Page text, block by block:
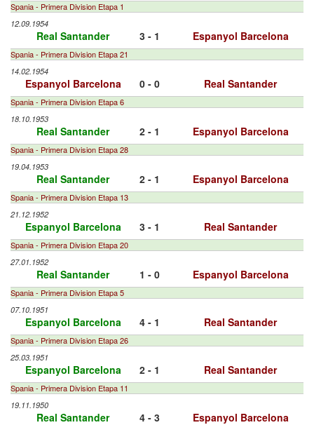
Spania - Primera Division Etapa 1
12.09.1954
Real Santander 3 - 1 Espanyol Barcelona
Spania - Primera Division Etapa 21
14.02.1954
Espanyol Barcelona 0 - 0 Real Santander
Spania - Primera Division Etapa 6
18.10.1953
Real Santander 2 - 1 Espanyol Barcelona
Spania - Primera Division Etapa 28
19.04.1953
Real Santander 2 - 1 Espanyol Barcelona
Spania - Primera Division Etapa 13
21.12.1952
Espanyol Barcelona 3 - 1 Real Santander
Spania - Primera Division Etapa 20
27.01.1952
Real Santander 1 - 0 Espanyol Barcelona
Spania - Primera Division Etapa 5
07.10.1951
Espanyol Barcelona 4 - 1 Real Santander
Spania - Primera Division Etapa 26
25.03.1951
Espanyol Barcelona 2 - 1 Real Santander
Spania - Primera Division Etapa 11
19.11.1950
Real Santander 4 - 3 Espanyol Barcelona